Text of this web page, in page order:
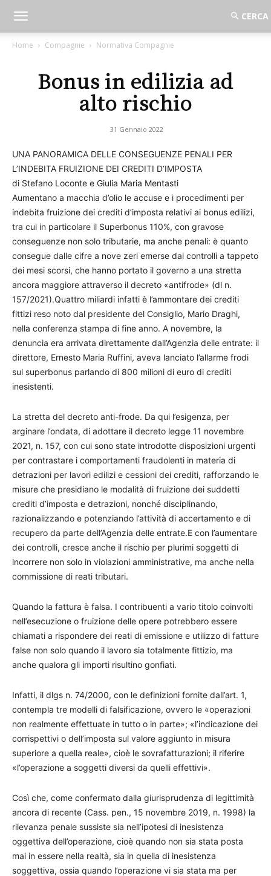
Home Compagnie Normativa Compagnie
Bonus in edilizia ad
alto rischio
31 Gennaio 2022
UNA PANORAMICA DELLE CONSEGUENZE PENALI PER
L’INDEBITA FRUIZIONE DEI CREDITI D’IMPOSTA
di Stefano Loconte e Giulia Maria Mentasti
Aumentano a macchia d’olio le accuse e i procedimenti per
indebita fruizione dei crediti d’imposta relativi ai bonus edilizi,
tra cui in particolare il Superbonus 110%, con gravose
conseguenze non solo tributarie, ma anche penali: è quanto
consegue dalle cifre a nove zeri emerse dai controlli a tappeto
dei mesi scorsi, che hanno portato il governo a una stretta
ancora maggiore attraverso il decreto «antifrode» (dl n.
157/2021).Quattro miliardi infatti è l’ammontare dei crediti
fittizi reso noto dal presidente del Consiglio, Mario Draghi,
nella conferenza stampa di fine anno. A novembre, la
denuncia era arrivata direttamente dall’Agenzia delle entrate: il
direttore, Ernesto Maria Ruffini, aveva lanciato l’allarme frodi
sul superbonus parlando di 800 milioni di euro di crediti
inesistenti.
La stretta del decreto anti-frode. Da qui l’esigenza, per
arginare l’ondata, di adottare il decreto legge 11 novembre
2021, n. 157, con cui sono state introdotte disposizioni urgenti
per contrastare i comportamenti fraudolenti in materia di
detrazioni per lavori edilizi e cessioni dei crediti, rafforzando le
misure che presidiano le modalità di fruizione dei suddetti
crediti d’imposta e detrazioni, nonché disciplinando,
razionalizzando e potenziando l’attività di accertamento e di
recupero da parte dell’Agenzia delle entrate.E con l’aumentare
dei controlli, cresce anche il rischio per plurimi soggetti di
incorrere non solo in violazioni amministrative, ma anche nella
commissione di reati tributari.
Quando la fattura è falsa. I contribuenti a vario titolo coinvolti
nell’esecuzione o fruizione delle opere potrebbero essere
chiamati a rispondere dei reati di emissione e utilizzo di fatture
false non solo quando il lavoro sia totalmente fittizio, ma
anche qualora gli importi risultino gonfiati.
Infatti, il dlgs n. 74/2000, con le definizioni fornite dall’art. 1,
contempla tre modelli di falsificazione, ovvero le «operazioni
non realmente effettuate in tutto o in parte»; «l’indicazione dei
corrispettivi o dell’imposta sul valore aggiunto in misura
superiore a quella reale», cioè le sovrafatturazioni; il riferire
«l’operazione a soggetti diversi da quelli effettivi».
Così che, come confermato dalla giurisprudenza di legittimità
ancora di recente (Cass. pen., 15 novembre 2019, n. 1998) la
rilevanza penale sussiste sia nell’ipotesi di inesistenza
oggettiva dell’operazione, cioè quando non sia stata posta
mai in essere nella realtà, sia in quella di inesistenza
soggettiva, ossia quando l’operazione vi sia stata ma per